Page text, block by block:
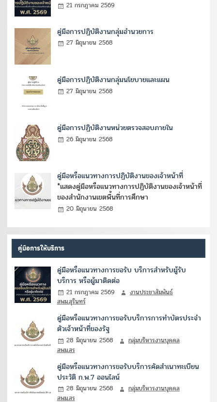
21 กรกฎาคม 2569
คู่มือการปฏิบัติงานกลุ่มอำนวยการ
27 มิถุนายน 2568
คู่มือการปฏิบัติงานกลุ่มนโยบายและแผน
27 มิถุนายน 2568
คู่มือการปฏิบัติงานหน่วยตรวจสอบภายใน
26 มิถุนายน 2568
คู่มือหรือแนวทางการปฏิบัติงานของเจ้าหน้าที่
*แสดงคู่มือหรือแนวทางการปฏิบัติงานของเจ้าหน้าที่
ของสำนักงานเขตพื้นที่การศึกษา
20 มิถุนายน 2568
คู่มือการให้บริการ
คู่มือหรือแนวทางการขอรับ บริการสำหรับผู้รับ
บริการ หรือผู้มาติดต่อ
21 กรกฎาคม 2569
งานประชาสัมพันธ์
สพม.สุรินทร์
คู่มือหรือแนวทางการขอรับบริการการทำบัตรประจำ
ตัวเจ้าหน้าที่ของรัฐ
28 มิถุนายน 2568
กลุ่มบริหารงานบุคคล
สพม.สร
คู่มือหรือแนวทางการขอรับบริการคัดสำเนาทะเบียน
ประวัติ ก.พ.7 ออนไลน์
28 มิถุนายน 2568
กลุ่มบริหารงานบุคคล
สพม.สร